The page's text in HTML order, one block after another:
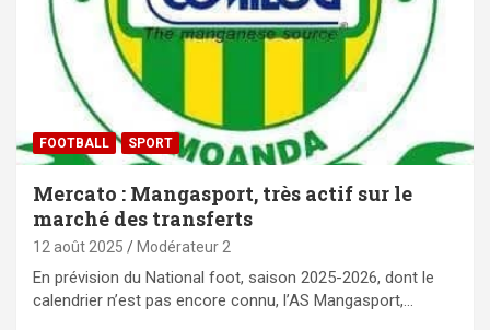
FOOTBALL SPORT
Mercato : Mangasport, très actif sur le
marché des transferts
12 août 2025 Modérateur 2
En prévision du National foot, saison 2025-2026, dont le
calendrier n’est pas encore connu, l’AS Mangasport,…